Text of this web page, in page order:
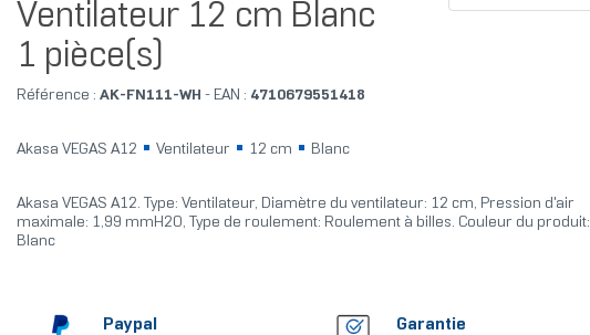
Ventilateur 12 cm Blanc
1 pièce(s)
Référence : AK-FN111-WH - EAN : 4710679551418
Akasa VEGAS A12 Ventilateur 12 cm Blanc
Akasa VEGAS A12. Type: Ventilateur, Diamètre du ventilateur: 12 cm, Pression d'air
maximale: 1,99 mmH2O, Type de roulement: Roulement à billes. Couleur du produit:
Blanc
Paypal Garantie